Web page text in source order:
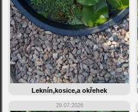
Leknín,kosice,a okřehek
29.07.2026